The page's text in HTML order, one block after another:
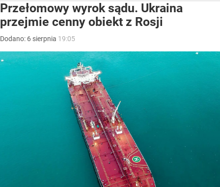
Przełomowy wyrok sądu. Ukraina
przejmie cenny obiekt z Rosji
Dodano: 6 sierpnia 19:05